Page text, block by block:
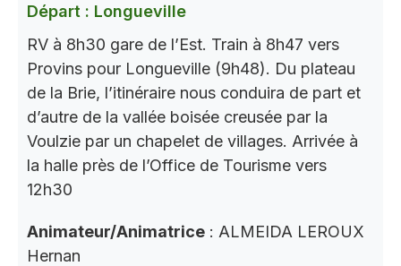
Départ : Longueville
RV à 8h30 gare de l’Est. Train à 8h47 vers
Provins pour Longueville (9h48). Du plateau
de la Brie, l’itinéraire nous conduira de part et
d’autre de la vallée boisée creusée par la
Voulzie par un chapelet de villages. Arrivée à
la halle près de l’Office de Tourisme vers
12h30
Animateur/Animatrice : ALMEIDA LEROUX
Hernan